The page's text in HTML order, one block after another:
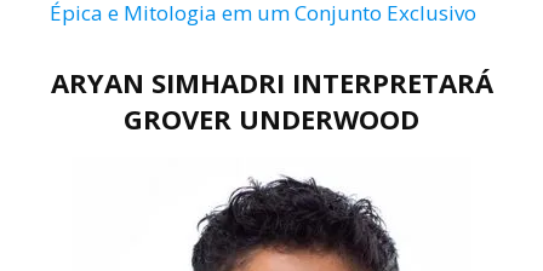
Épica e Mitologia em um Conjunto Exclusivo
ARYAN SIMHADRI INTERPRETARÁ
GROVER UNDERWOOD